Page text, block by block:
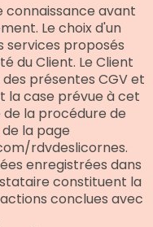
connaissance avant
Le choix d'un
services proposés
du Client. Le Client
présentes CGV et
la case prévue à cet
la procédure de
la page
rdvdeslicornes.
enregistrées dans
constituent la
conclues avec